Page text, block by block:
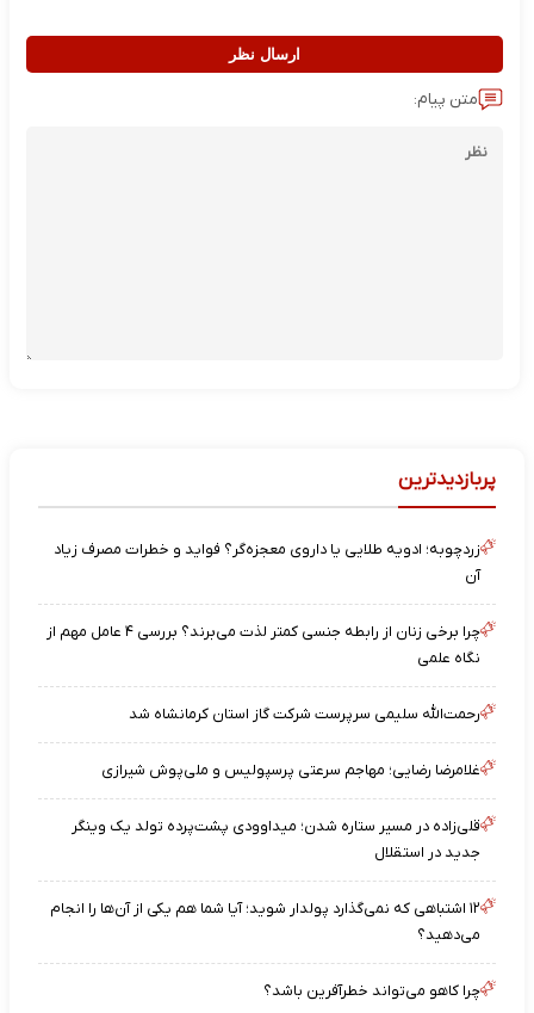
ارسال نظر
متن پیام:
پربازدیدترین
زردچوبه؛ ادویه طلایی یا داروی معجزه‌گر؟ فواید و خطرات مصرف زیاد
آن
چرا برخی زنان از رابطه جنسی کمتر لذت می‌برند؟ بررسی ۴ عامل مهم از
نگاه علمی
رحمت‌الله سلیمی سرپرست شرکت گاز استان کرمانشاه شد
غلامرضا رضایی؛ مهاجم سرعتی پرسپولیس و ملی‌پوش شیرازی
قلی‌زاده در مسیر ستاره شدن؛ میداوودی پشت‌پرده تولد یک وینگر
جدید در استقلال
۱۲ اشتباهی که نمی‌گذارد پولدار شوید؛ آیا شما هم یکی از آن‌ها را انجام
می‌دهید؟
چرا کاهو می‌تواند خطرآفرین باشد؟